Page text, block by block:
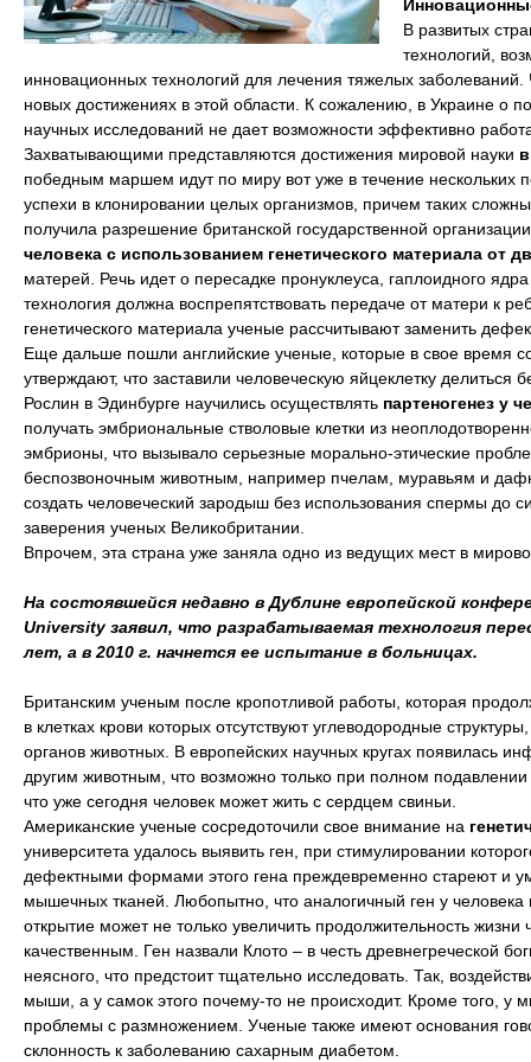
В развитых
технологий,
инновационных технологий для лечения тяжелых
новых достижениях в этой области. К сожалению, в Украине о
научных исследований не дает возможности эффективно
Захватывающими представляются достижения мировой науки
победным маршем идут по миру вот уже в течение нескольких
успехи в клонировании целых организмов, причем таких
получила разрешение британской государственной
человека с использованием генетического материала от
матерей. Речь идет о пересадке пронуклеуса, гаплоидного
технология должна воспрепятствовать передаче от матери к
генетического материала ученые рассчитывают заменить
Еще дальше пошли английские ученые, которые в свое время
утверждают, что заставили человеческую яйцеклетку
Рослин в Эдинбурге научились осуществлять партеногенез у
получать эмбриональные стволовые клетки из
эмбрионы, что вызывало серьезные морально-этические
беспозвоночным животным, например пчелам, муравьям и
создать человеческий зародыш без использования спермы до
заверения ученых Великобритании.
Впрочем, эта страна уже заняла одно из ведущих мест в
На состоявшейся недавно в Дублине европейской
University заявил, что разрабатываемая технология
лет, а в 2010 г. начнется ее испытание в больницах.
Британским ученым после кропотливой работы, которая
в клетках крови которых отсутствуют углеводородные
органов животных. В европейских научных кругах появилась
другим животным, что возможно только при полном
что уже сегодня человек может жить с сердцем свиньи.
Американские ученые сосредоточили свое внимание на
университета удалось выявить ген, при стимулировании
дефектными формами этого гена преждевременно стареют и
мышечных тканей. Любопытно, что аналогичный ген у
открытие может не только увеличить продолжительность
качественным. Ген назвали Клото – в честь древнегреческой
неясного, что предстоит тщательно исследовать. Так,
мыши, а у самок этого почему-то не происходит. Кроме того, у
проблемы с размножением. Ученые также имеют основания
склонность к заболеванию сахарным диабетом.